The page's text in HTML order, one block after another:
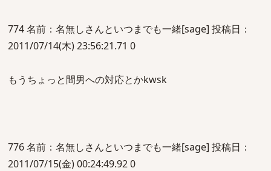
774 名前：名無しさんといつまでも一緒[sage] 投稿日：
2011/07/14(木) 23:56:21.71 0
もうちょっと間男への対応とかkwsk
776 名前：名無しさんといつまでも一緒[sage] 投稿日：
2011/07/15(金) 00:24:49.92 0